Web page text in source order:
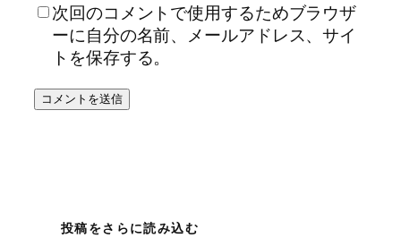
次回のコメントで使用するためブラウザ
ーに自分の名前、メールアドレス、サイ
トを保存する。
投稿をさらに読み込む